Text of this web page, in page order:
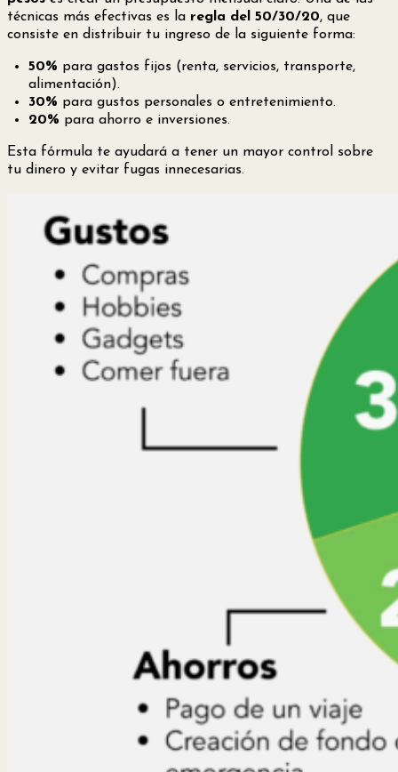
técnicas más efectivas es la regla del 50/30/20, que
consiste en distribuir tu ingreso de la siguiente forma:
50% para gastos fijos (renta, servicios, transporte,
alimentación).
30% para gustos personales o entretenimiento.
20% para ahorro e inversiones.
Esta fórmula te ayudará a tener un mayor control sobre
tu dinero y evitar fugas innecesarias.